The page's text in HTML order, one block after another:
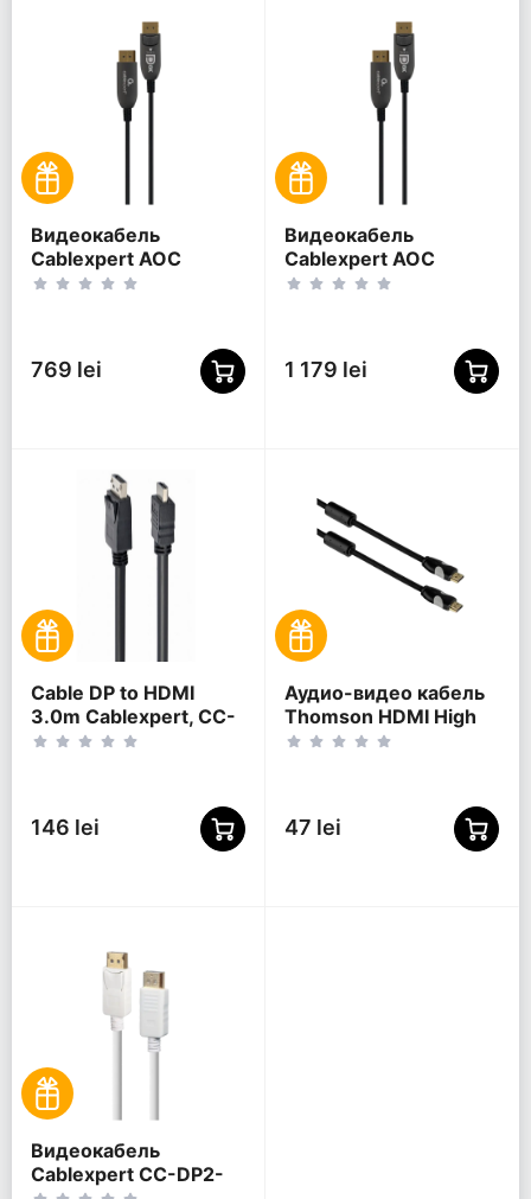
Видеокабель
Cablexpert AOC
Premium Series,
769 lei
Видеокабель
Cablexpert AOC
Premium Series,
1 179 lei
Cable DP to HDMI
3.0m Cablexpert, CC-
DP-HDMI-3M
146 lei
Аудио-видео кабель
Thomson HDMI High
Speed, HDMI (M) -
47 lei
Видеокабель
Cablexpert CC-DP2-